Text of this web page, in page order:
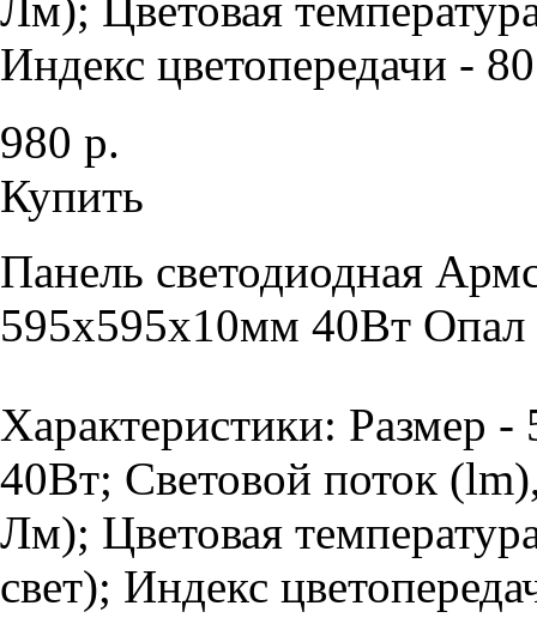
Индекс цветопередачи -
980 р.
Купить
Панель светодиодная
595х595х10мм 40Вт
Характеристики: Размер
40Вт; Световой поток
Лм); Цветовая
свет); Индекс